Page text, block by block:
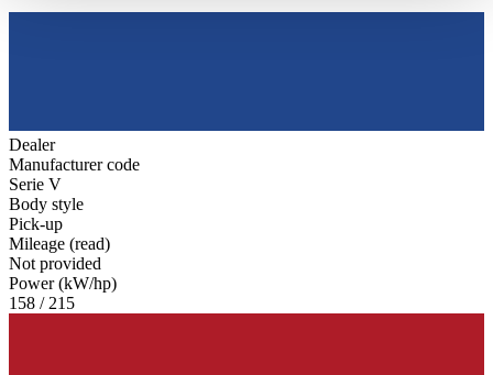
haben oder die sie im Rahmen Ihrer Nutzung der Dienste
Dealer
Manufacturer code
Serie V
Body style
Pick-up
Mileage (read)
Not provided
Power (kW/hp)
158 / 215